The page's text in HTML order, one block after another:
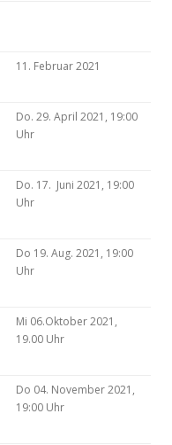
11. Februar 2021
Do. 29. April 2021, 19:00
Uhr
Do. 17. Juni 2021, 19:00
Uhr
Do 19. Aug. 2021, 19:00
Uhr
Mi 06.Oktober 2021,
19.00 Uhr
Do 04. November 2021,
19:00 Uhr